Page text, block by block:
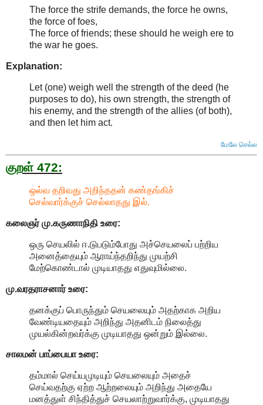
The force the strife demands, the force he owns,
the force of foes,
The force of friends; these should he weigh ere to
the war he goes.
Explanation:
Let (one) weigh well the strength of the deed (he
purposes to do), his own strength, the strength of
his enemy, and the strength of the allies (of both),
and then let him act.
மேலே செல்ல
குறள் 472:
ஒல்வ தறிவது அறிந்ததன் கண்தங்கிச்
செல்வார்க்குச் செல்லாதது இல்.
கலைஞர் மு.கருணாநிதி உரை:
ஒரு செயலில் ஈ.டுபடும்போது அச்செயலைப் பற்றிய
அனைத்தையும் ஆராய்ந்தறிந்து முயற்சி
மேற்கொண்டால் முடியாதது எதுவுமில்லை.
மு.வரதராசனார்உரை:
தனக்குப் பொருந்தும் செயலையும் அதற்காக அறிய
வேண்டியதையும் அறிந்து அதனிடம் நிலைத்து
முயல்கின்றவர்க்கு முடியாதது ஒன்றும் இல்லை.
சாலமன் பாப்பையா உரை:
தம்மால் செய்யமுடியும் செயலையும் அதைச்
செய்வதற்கு ஏற்ற ஆற்றலையும் அறிந்து அதையே
மனத்துள் சிந்தித்துச் செயலாற்றுவார்க்கு, முடியாதது